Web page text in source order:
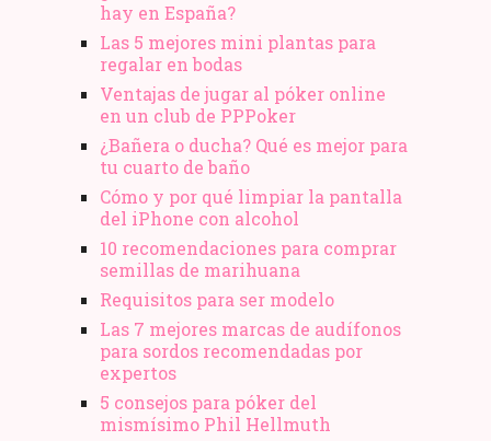
hay en España?
Las 5 mejores mini plantas para
regalar en bodas
Ventajas de jugar al póker online
en un club de PPPoker
¿Bañera o ducha? Qué es mejor para
tu cuarto de baño
Cómo y por qué limpiar la pantalla
del iPhone con alcohol
10 recomendaciones para comprar
semillas de marihuana
Requisitos para ser modelo
Las 7 mejores marcas de audífonos
para sordos recomendadas por
expertos
5 consejos para póker del
mismísimo Phil Hellmuth